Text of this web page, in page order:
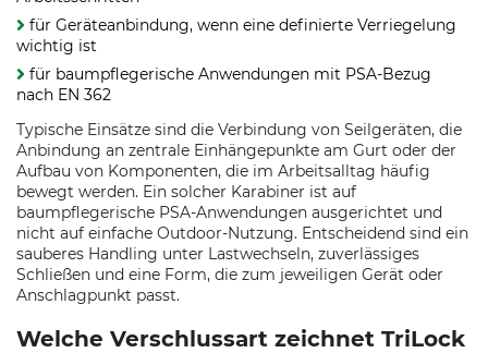
für Geräteanbindung, wenn eine definierte Verriegelung
wichtig ist
für baumpflegerische Anwendungen mit PSA-Bezug
nach EN 362
Typische Einsätze sind die Verbindung von Seilgeräten, die
Anbindung an zentrale Einhängepunkte am Gurt oder der
Aufbau von Komponenten, die im Arbeitsalltag häufig
bewegt werden. Ein solcher Karabiner ist auf
baumpflegerische PSA-Anwendungen ausgerichtet und
nicht auf einfache Outdoor-Nutzung. Entscheidend sind ein
sauberes Handling unter Lastwechseln, zuverlässiges
Schließen und eine Form, die zum jeweiligen Gerät oder
Anschlagpunkt passt.
Welche Verschlussart zeichnet TriLock